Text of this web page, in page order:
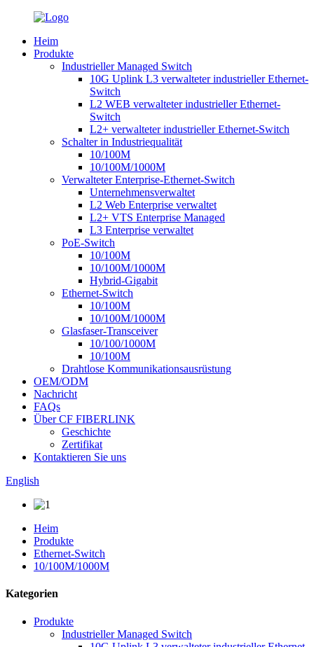
Heim
Produkte
Industrieller Managed Switch
10G Uplink L3 verwalteter industrieller Ethernet-
Switch
L2 WEB verwalteter industrieller Ethernet-
Switch
L2+ verwalteter industrieller Ethernet-Switch
Schalter in Industriequalität
10/100M
10/100M/1000M
Verwalteter Enterprise-Ethernet-Switch
Unternehmensverwaltet
L2 Web Enterprise verwaltet
L2+ VTS Enterprise Managed
L3 Enterprise verwaltet
PoE-Switch
10/100M
10/100M/1000M
Hybrid-Gigabit
Ethernet-Switch
10/100M
10/100M/1000M
Glasfaser-Transceiver
10/100/1000M
10/100M
Drahtlose Kommunikationsausrüstung
OEM/ODM
Nachricht
FAQs
Über CF FIBERLINK
Geschichte
Zertifikat
Kontaktieren Sie uns
English
Heim
Produkte
Ethernet-Switch
10/100M/1000M
Kategorien
Produkte
Industrieller Managed Switch